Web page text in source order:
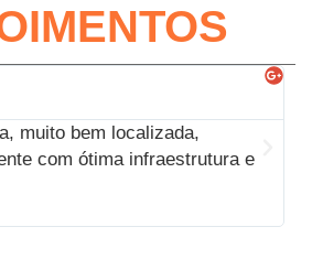
muito bem localizada,
com ótima infraestrutura e